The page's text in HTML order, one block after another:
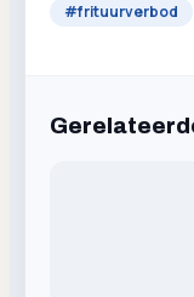
#frituurverbod